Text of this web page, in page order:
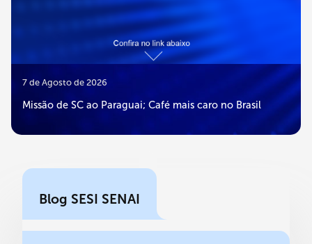
7 de Agosto de 2026
Missão de SC ao Paraguai; Café mais caro no Brasil
Blog SESI SENAI